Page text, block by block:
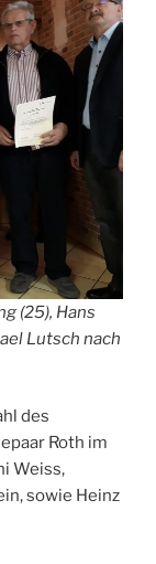
(25), Hans
Lutsch nach
des
Roth im
Weiss,
sowie Heinz